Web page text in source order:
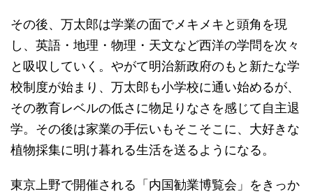
その後、万太郎は学業の面でメキメキと頭角を現
し、英語・地理・物理・天文など西洋の学問を次々
と吸収していく。やがて明治新政府のもと新たな学
校制度が始まり、万太郎も小学校に通い始めるが、
その教育レベルの低さに物足りなさを感じて自主退
学。その後は家業の手伝いもそこそこに、大好きな
植物採集に明け暮れる生活を送るようになる。
東京上野で開催される「内国勧業博覧会」をきっか